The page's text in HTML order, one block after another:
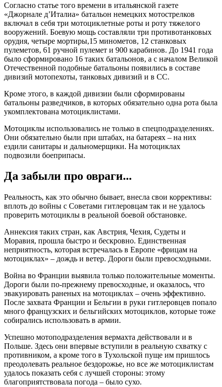
Согласно статье того времени в итальянской газете
«Джорнале д’Италиа» батальон немецких мотострелков
включал в себя три мотоциклетные роты и роту тяжелого
вооружений. Боевую мощь составляли три противотанковых
орудия, четыре мортиры,15 минометов, 12 станковых
пулеметов, 61 ручной пулемет и 900 карабинов. До 1941 года
было сформировано 16 таких батальонов, а с началом Великой
Отечественной подобные батальоны появились в составе
дивизий мотопехоты, танковых дивизий и в СС.
Кроме этого, в каждой дивизии были сформированы
батальоны разведчиков, в которых обязательно одна рота была
укомплектована мотоциклистами.
Мотоциклы использовались не только в спецподразделениях.
Они обязательно были при штабах, на батареях – на них
ездили санитары и дальномерщики. На мотоциклах
подвозили боеприпасы.
Да забыли про овраги...
Реальность, как это обычно бывает, внесла свои коррективы:
вплоть до войны с Советами гитлеровцам так и не удалось
проверить мотоциклы в реальной боевой обстановке.
Аннексия таких стран, как Австрия, Чехия, Судеты и
Моравия, прошла быстро и бескровно. Единственная
неприятность, которая встречалась в Европе «фрицам на
мотоциклах» – дождь и ветер. Дороги были превосходными.
Война во Франции выявила только положительные моменты.
Дороги были по-прежнему превосходные, и оказалось, что
эвакуировать раненых на мотоциклах – очень эффективно.
После захвата Франции и Бельгии в руки гитлеровцев попало
много французских и бельгийских мотоциклов, которые тоже
собирались использовать в армии.
Успешно мотоподразделения вермахта действовали и в
Польше. Здесь они впервые вступили в реальную схватку с
противником, а кроме того в Тухольской пуще им пришлось
преодолевать реальное бездорожье, но все же мотоциклистам
удалось показать себя с лучшей стороны: этому
благоприятствовала погода – было сухо.